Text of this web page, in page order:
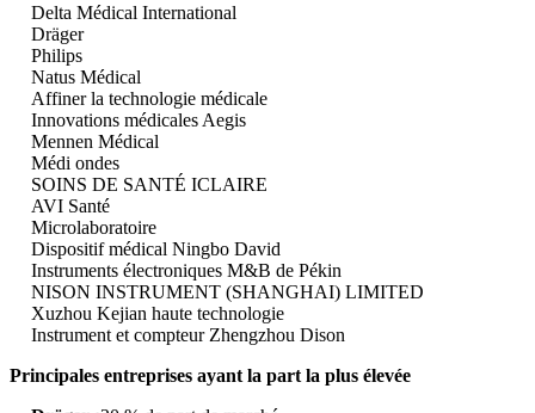
Delta Médical International
Dräger
Philips
Natus Médical
Affiner la technologie médicale
Innovations médicales Aegis
Mennen Médical
Médi ondes
SOINS DE SANTÉ ICLAIRE
AVI Santé
Microlaboratoire
Dispositif médical Ningbo David
Instruments électroniques M&B de Pékin
NISON INSTRUMENT (SHANGHAI) LIMITED
Xuzhou Kejian haute technologie
Instrument et compteur Zhengzhou Dison
Principales entreprises ayant la part la plus élevée